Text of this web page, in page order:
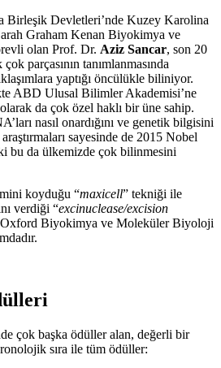
Birleşik Devletleri’nde Kuzey Karolina
Graham Kenan Biyokimya ve
olan Prof. Dr. Aziz Sancar, son 20
parçasının tanımlanmasında
yaptığı öncülükle biliniyor.
ABD Ulusal Bilimler Akademisi’ne
da çok özel haklı bir üne sahip.
nasıl onardığını ve genetik bilgisini
sayesinde de 2015 Nobel
bu da ülkemizde çok bilinmesini
koyduğu “maxicell” tekniği ile
verdiği “excinuclease/excision
Biyokimya ve Moleküler Biyoloji
çok başka ödüller alan, değerli bir
sıra ile tüm ödüller: